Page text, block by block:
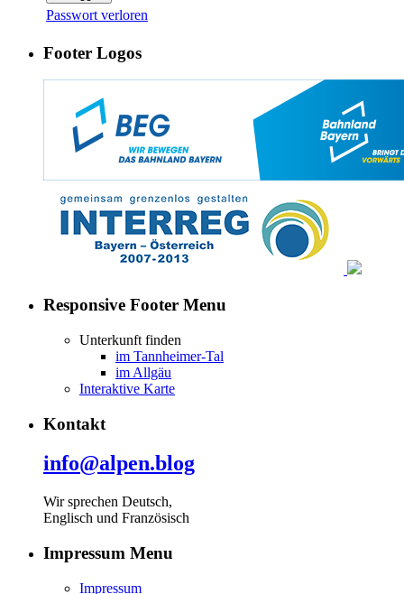
Passwort verloren
Footer Logos
Responsive Footer Menu
Unterkunft finden
im Tannheimer-Tal
im Allgäu
Interaktive Karte
Kontakt
info@alpen.blog
Wir sprechen Deutsch,
Englisch und Französisch
Impressum Menu
Impressum